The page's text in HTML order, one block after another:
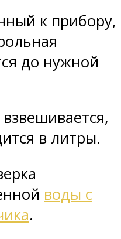
к прибору,
до нужной
в литры.
воды с
.